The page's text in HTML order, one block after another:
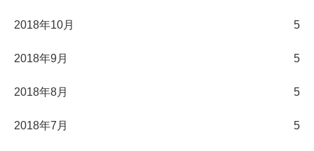
2018年10月 5
2018年9月 5
2018年8月 5
2018年7月 5